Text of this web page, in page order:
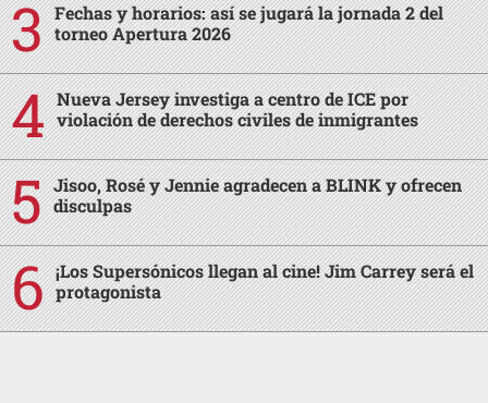
Fechas y horarios: así se jugará la jornada 2 del
torneo Apertura 2026
Nueva Jersey investiga a centro de ICE por
violación de derechos civiles de inmigrantes
Jisoo, Rosé y Jennie agradecen a BLINK y ofrecen
disculpas
¡Los Supersónicos llegan al cine! Jim Carrey será el
protagonista